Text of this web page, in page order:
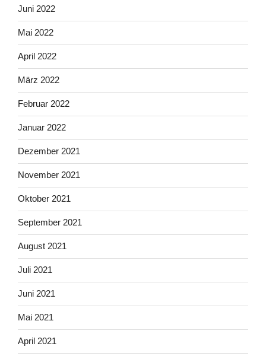
Juni 2022
Mai 2022
April 2022
März 2022
Februar 2022
Januar 2022
Dezember 2021
November 2021
Oktober 2021
September 2021
August 2021
Juli 2021
Juni 2021
Mai 2021
April 2021